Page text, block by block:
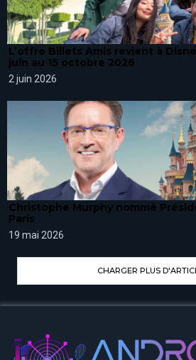
L’offre Billets Amis revient à
juin au 15 octobre 2026
2 juin 2026
Christophe Murphy nommé
Paris
19 mai 2026
CHARGER PLUS